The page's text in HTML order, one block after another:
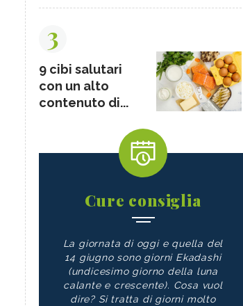
3
9 cibi salutari
con un alto
contenuto di...
Cure consiglia
La giornata di oggi e quella del
14 giugno sono giorni Ekadashi
(undicesimo giorno della luna
calante e crescente). Cosa vuol
dire? Si tratta di giorni molto